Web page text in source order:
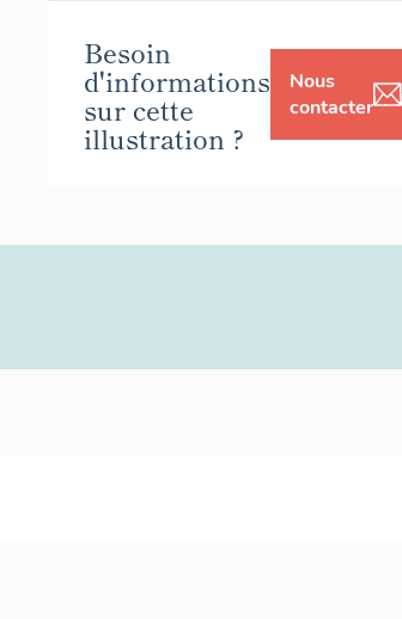
Besoin
d'informations
sur cette
illustration ?
Nous
contacter